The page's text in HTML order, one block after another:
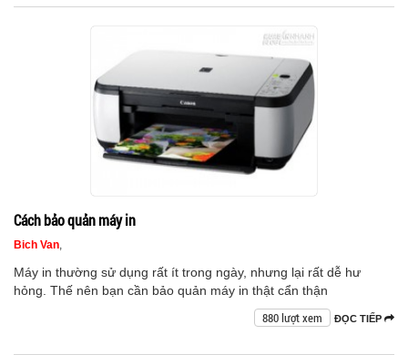
Cách bảo quản máy in
Bich Van,
Máy in thường sử dụng rất ít trong ngày, nhưng lại rất dễ hư
hỏng. Thế nên bạn cần bảo quản máy in thật cẩn thận
ĐỌC TIẾP
880 lượt xem